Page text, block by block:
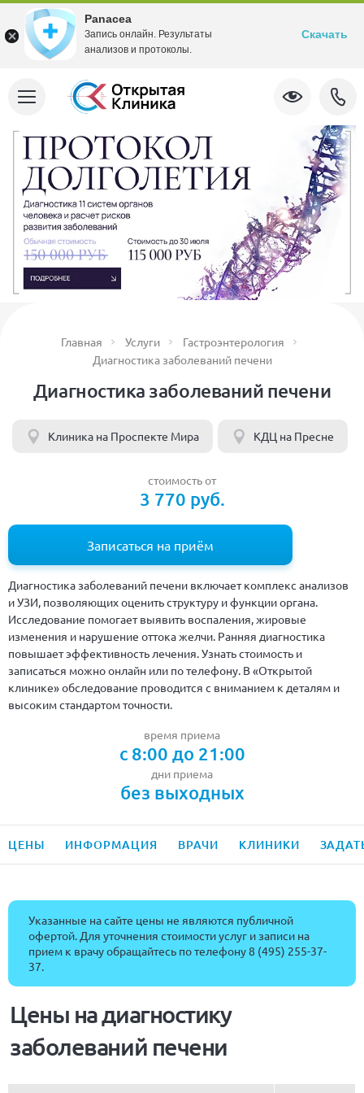
Главная Услуги
Гастроэнтерология
Диагностика заболеваний печени
Диагностика заболеваний печени
Клиника на Проспекте Мира КДЦ на Пресне
стоимость от
3 770 руб.
Записаться на приём
Диагностика заболеваний печени включает комплекс анализов
и УЗИ, позволяющих оценить структуру и функции органа.
Исследование помогает выявить воспаления, жировые
изменения и нарушение оттока желчи. Ранняя диагностика
повышает эффективность лечения. Узнать стоимость и
записаться можно онлайн или по телефону. В «Открытой
клинике» обследование проводится с вниманием к деталям и
высоким стандартом точности.
время приема
с 8:00 до 21:00
дни приема
без выходных
ЦЕНЫ ИНФОРМАЦИЯ ВРАЧИ КЛИНИКИ
Указанные на сайте цены не являются публичной
офертой. Для уточнения стоимости услуг и записи на
прием к врачу обращайтесь по телефону8 (495) 255-37-
37.
Цены на диагностику
заболеваний печени
Panacea
Запись онлайн. Результаты
анализов и протоколы.
Скачать